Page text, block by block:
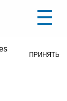
ПОНЯТНО
ПРИНЯТЬ